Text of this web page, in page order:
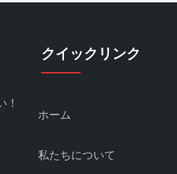
！
クイックリンク
ホーム
私たちについて